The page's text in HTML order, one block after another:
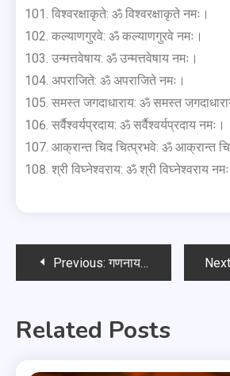
विश्वरक्षाकृते: ॐ विश्वरक्षाकृते नमः।
कल्याणगुरवे: ॐ कल्याणगुरवे नमः।
उन्मत्तवेषाय: ॐ उन्मत्तवेषाय नमः।
अपराजिते: ॐ अपराजिते नमः।
समस्त जगदाधाराय: ॐ समस्त
सर्वैश्वर्यप्रदाय: ॐ सर्वैश्वर्यप्रदाय नमः।
आक्रान्त चिद चित्प्रभवे: ॐ आक्रान्त
श्री विघ्नेश्वराय: ॐ श्री विघ्नेश्वराय
Previous: गणनायकाय गणदेवताय
Related Posts